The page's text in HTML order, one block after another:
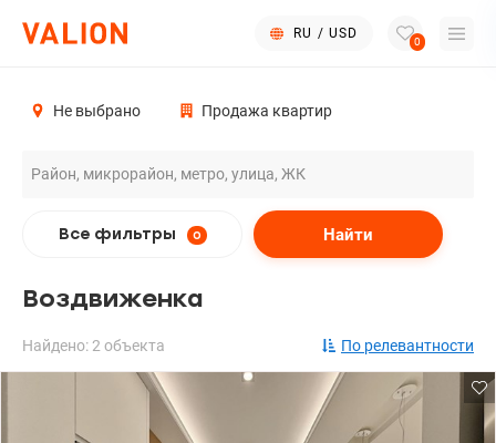
RU / USD
0
Не выбрано Продажа квартир
Все фильтры 0 Найти
Воздвиженка
Найдено: 2 объекта По релевантности